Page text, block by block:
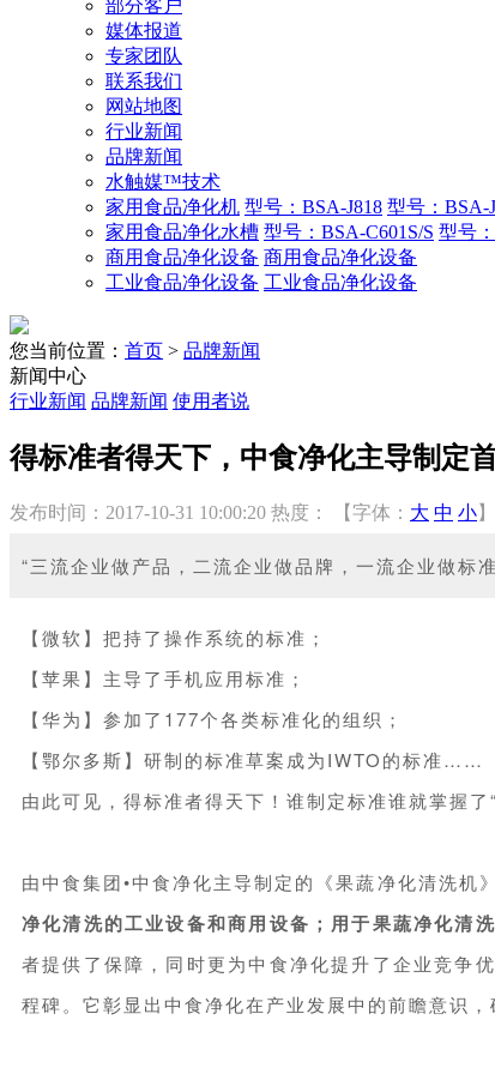
部分客户
媒体报道
专家团队
联系我们
网站地图
行业新闻
品牌新闻
水触媒™技术
家用食品净化机 型号：BSA-J818 型号：BSA-
家用食品净化水槽 型号：BSA-C601S/S 型号
商用食品净化设备 商用食品净化设备
工业食品净化设备 工业食品净化设备
您当前位置： 首页 > 品牌新闻
新闻中心
行业新闻 品牌新闻 使用者说
得标准者得天下，中食净化主导制定
发布时间：2017-10-31 10:00:20 热度： 【字体： 大 中 小】
“三流企业做产品，二流企业做品牌，一流企业做标
【微软】把持了操作系统的标准；
【苹果】主导了手机应用标准；
【华为】参加了177个各类标准化的组织；
【鄂尔多斯】研制的标准草案成为IWTO的标准……
由此可见，得标准者得天下！谁制定标准谁就掌握了
由中食集团•中食净化主导制定的《果蔬净化清洗
净化清洗的工业设备和商用设备；用于果蔬净化清
者提供了保障，同时更为中食净化提升了企业竞争
程碑。它彰显出中食净化在产业发展中的前瞻意识，